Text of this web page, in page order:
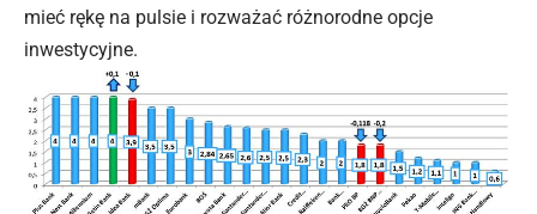
mieć rękę na pulsie i rozważać różnorodne opcje
inwestycyjne.